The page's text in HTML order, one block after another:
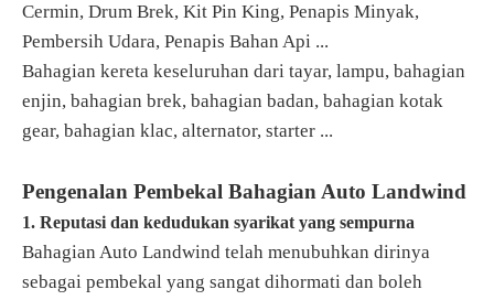
Cermin, Drum Brek, Kit Pin King, Penapis Minyak,
Pembersih Udara, Penapis Bahan Api ...
Bahagian kereta keseluruhan dari tayar, lampu, bahagian
enjin, bahagian brek, bahagian badan, bahagian kotak
gear, bahagian klac, alternator, starter ...
Pengenalan Pembekal Bahagian Auto Landwind
1. Reputasi dan kedudukan syarikat yang sempurna
Bahagian Auto Landwind telah menubuhkan dirinya
sebagai pembekal yang sangat dihormati dan boleh